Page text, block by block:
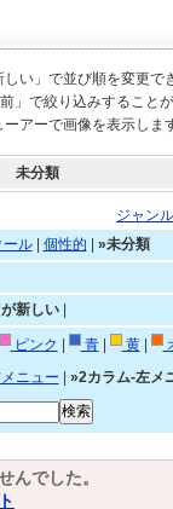
い」で並び順を変更で
」で絞り込みすることが
アーで画像を表示しま
未分類
ジャン
ール| 個性的
»未分類
新しい|
ピンク 青| 黄|
ニュー »2カラム-左メ
んでした。